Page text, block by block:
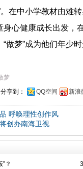
。在中小学教材由难
身心健康成长出发，
做梦”成为他们年少时
梦
分享到：
QQ空间 新浪
呼唤理性创作风
创办南海卫视
？